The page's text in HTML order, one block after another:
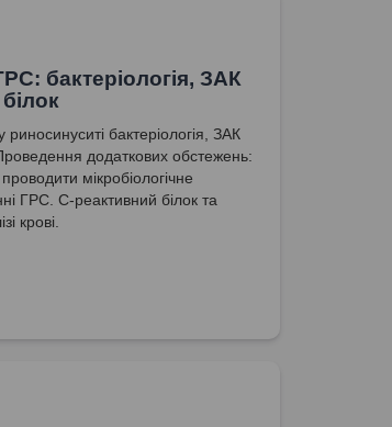
бактеріологія, ЗАК
риносинуситі бактеріологія, ЗАК
додаткових обстежень:
мікробіологічне
ГРС. С-реактивний білок та
крові.